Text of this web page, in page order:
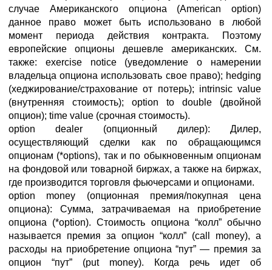
случае Американского опциона (American option)
данное право может быть использовано в любой
момент периода действия контракта. Поэтому
европейские опционы дешевле американских. См.
также: exercise notice (уведомление о намерении
владельца опциона использовать свое право); hedging
(хеджирование/страхование от потерь); intrinsic value
(внутренняя стоимость); option to double (двойной
опцион); time value (срочная стоимость).
option dealer (опционный дилер): Дилер,
осуществляющий сделки как по обращающимся
опционам (*options), так и по обыкновенным опционам
на фондовой или товарной биржах, а также на биржах,
где производится торговля фьючерсами и опционами.
option money (опционная премия/покупная цена
опциона): Сумма, затрачиваемая на приобретение
опциона (*option). Стоимость опциона “колл” обычно
называется премия за опцион “колл” (call money), a
расходы на приобретение опциона “пут” — премия за
опцион “пут” (put money). Когда речь идет об